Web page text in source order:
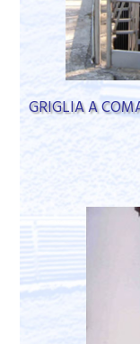
GRIGLIA A